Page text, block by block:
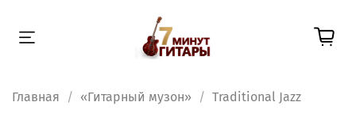
Главная «Гитарный музон» Traditional Jazz